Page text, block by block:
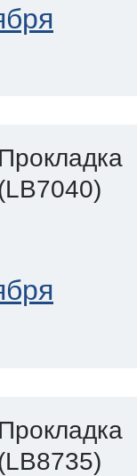
Прокладка
Прокладка